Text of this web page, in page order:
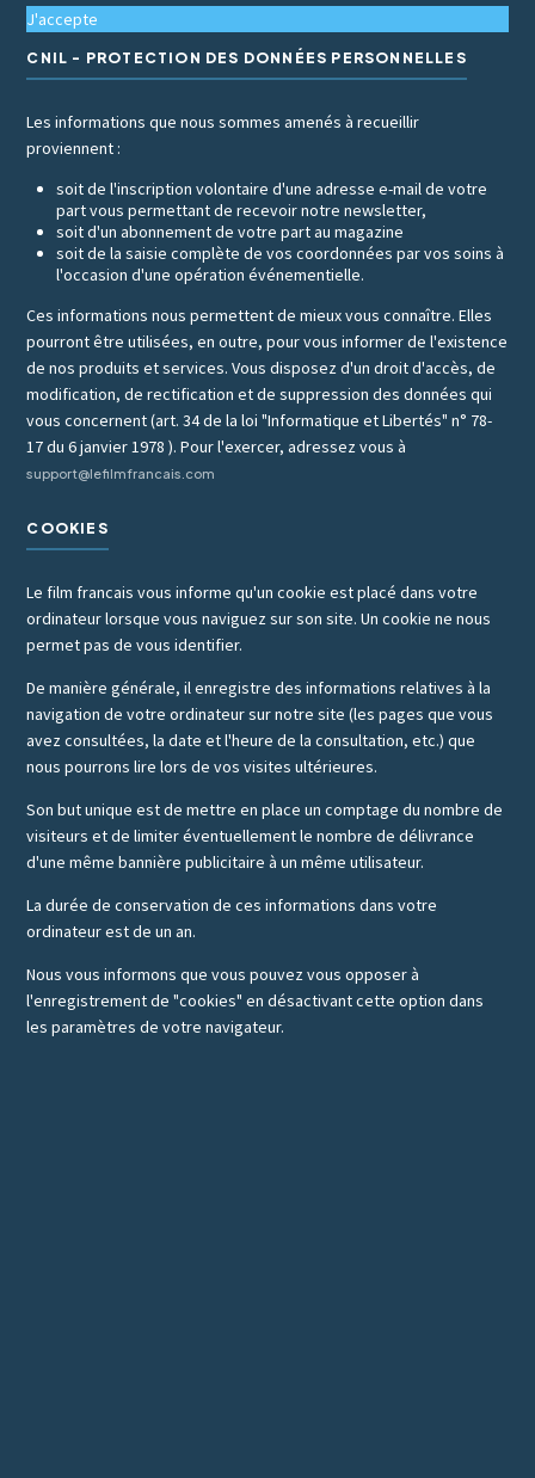
J'accepte
CNIL - PROTECTION DES DONNÉES PERSONNELLES
Les informations que nous sommes amenés à recueillir
proviennent :
soit de l'inscription volontaire d'une adresse e-mail de votre
part vous permettant de recevoir notre newsletter,
soit d'un abonnement de votre part au magazine
soit de la saisie complète de vos coordonnées par vos soins à
l'occasion d'une opération événementielle.
Ces informations nous permettent de mieux vous connaître. Elles
pourront être utilisées, en outre, pour vous informer de l'existence
de nos produits et services. Vous disposez d'un droit d'accès, de
modification, de rectification et de suppression des données qui
vous concernent (art. 34 de la loi "Informatique et Libertés" n° 78-
17 du 6 janvier 1978 ). Pour l'exercer, adressez vous à
support@lefilmfrancais.com
COOKIES
Le film francais vous informe qu'un cookie est placé dans votre
ordinateur lorsque vous naviguez sur son site. Un cookie ne nous
permet pas de vous identifier.
De manière générale, il enregistre des informations relatives à la
navigation de votre ordinateur sur notre site (les pages que vous
avez consultées, la date et l'heure de la consultation, etc.) que
nous pourrons lire lors de vos visites ultérieures.
Son but unique est de mettre en place un comptage du nombre de
visiteurs et de limiter éventuellement le nombre de délivrance
d'une même bannière publicitaire à un même utilisateur.
La durée de conservation de ces informations dans votre
ordinateur est de un an.
Nous vous informons que vous pouvez vous opposer à
l'enregistrement de "cookies" en désactivant cette option dans
les paramètres de votre navigateur.